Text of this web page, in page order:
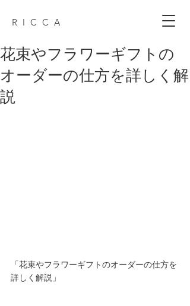
R I C C A
花束やフラワーギフトの
オーダーの仕方を詳しく解
説
「花束やフラワーギフトのオーダーの仕方を
詳しく解説」